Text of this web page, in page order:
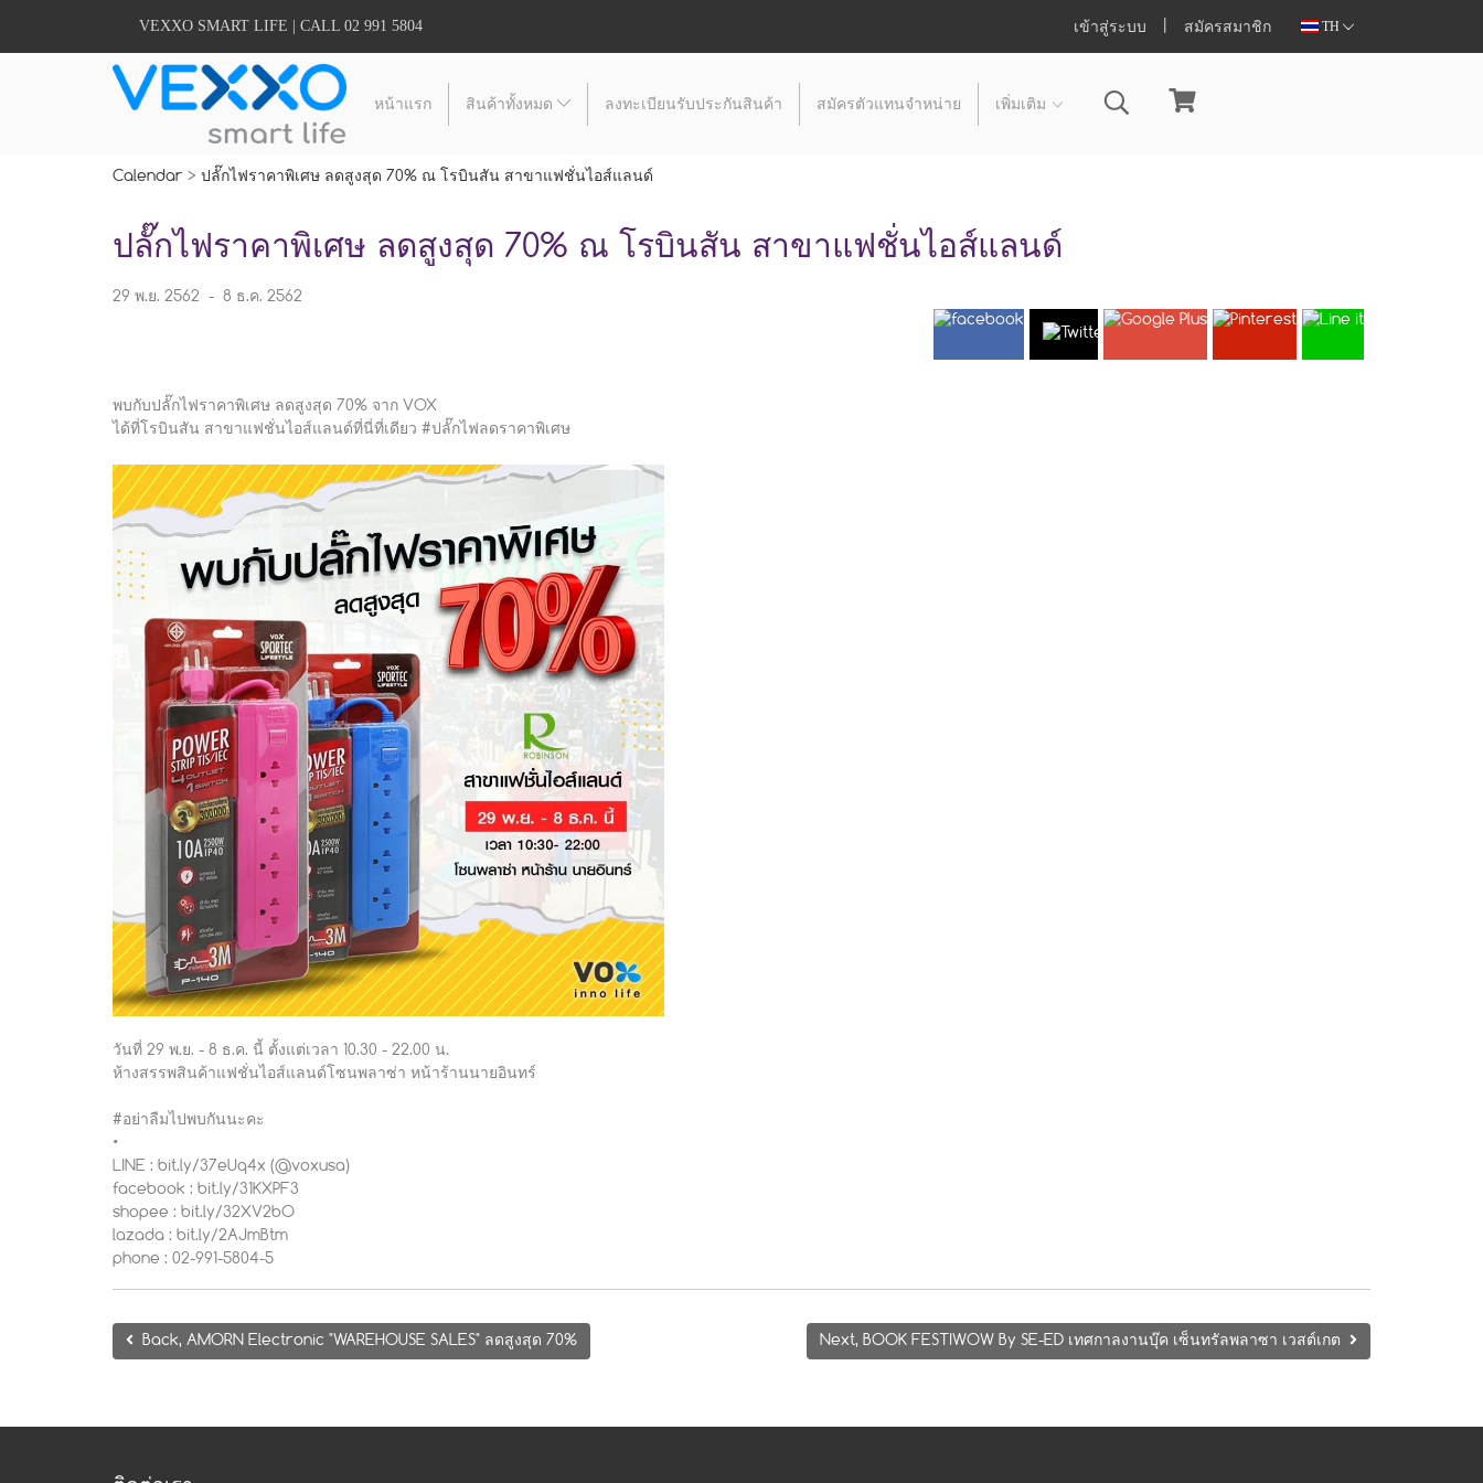
VEXXO SMART LIFE | CALL 02 991 5804 เข้าสู่ระบบ สมัครสมาชิก TH
หน้าแรก สินค้าทั้งหมด ลงทะเบียนรับประกันสินค้า สมัครตัวแทนจำหน่าย เพิ่มเติม
Calendar > ปลั๊กไฟราคาพิเศษ ลดสูงสุด 70% ณ โรบินสัน สาขาแฟชั่นไอส์แลนด์
ปลั๊กไฟราคาพิเศษ ลดสูงสุด 70% ณ โรบินสัน สาขาแฟชั่นไอส์แลนด์
29 พ.ย. 2562 - 8 ธ.ค. 2562
พบกับปลั๊กไฟราคาพิเศษ ลดสูงสุด 70% จาก VOX
ได้ที่โรบินสัน สาขาแฟชั่นไอส์แลนด์ที่นี่ที่เดียว #ปลั๊กไฟลดราคาพิเศษ
วันที่ 29 พ.ย. - 8 ธ.ค. นี้ ตั้งแต่เวลา 10.30 - 22.00 น.
ห้างสรรพสินค้าแฟชั่นไอส์แลนด์โซนพลาซ่า หน้าร้านนายอินทร์
#อย่าลืมไปพบกันนะคะ
•
LINE : bit.ly/37eUq4x (@voxusa)
facebook : bit.ly/31KXPF3
shopee : bit.ly/32XV2bO
lazada : bit.ly/2AJmBtm
phone : 02-991-5804-5
Back, AMORN Electronic "WAREHOUSE SALES" ลดสูงสุด 70% Next, BOOK FESTIWOW By SE-ED เทศกาลงานบุ๊ค เซ็นทรัลพลาซา เวสต์เกต